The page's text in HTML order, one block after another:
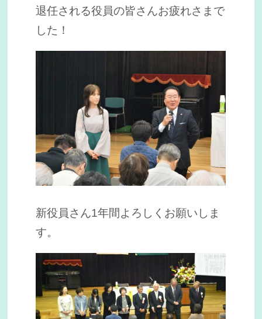
退任される役員の皆さんお疲れさまで
した！
新役員さん1年間よろしくお願いしま
す。